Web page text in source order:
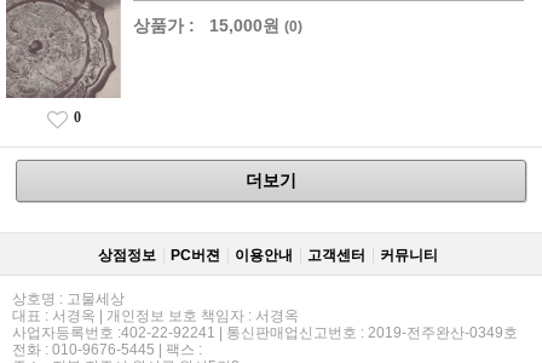
상품가 : 15,000원 (0)
0
더보기
상점정보 PC버젼 이용안내 고객센터 커뮤니티
상호명 : 고물세상
대표 : 서경옥 | 개인정보 보호 책임자 : 서경옥
사업자등록번호 :402-22-92241 | 통신판매업신고번호 : 2019-전주완산-0349호
전화 : 010-9676-5445 | 팩스 :